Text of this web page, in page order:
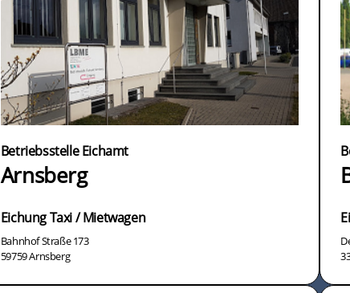
Betriebsstelle Eichamt
Arnsberg
Eichung Taxi / Mietwagen
Bahnhof Straße 173
59759 Arnsberg